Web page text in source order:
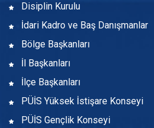
Disiplin Kurulu
İdari Kadro ve Baş Danışmanlar
Bölge Başkanları
İl Başkanları
İlçe Başkanları
PÜİS Yüksek İstişare Konseyi
PÜİS Gençlik Konseyi